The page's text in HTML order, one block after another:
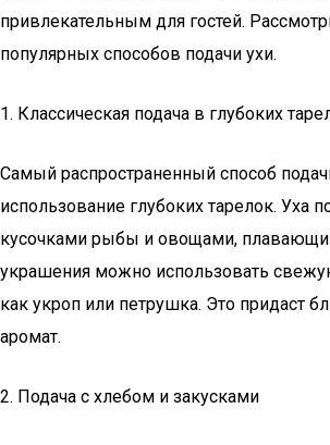
привлекательным для гостей.
популярных способов подачи ухи.
1. Классическая подача в глубоких
Самый распространенный способ
использование глубоких тарелок. Уха
кусочками рыбы и овощами,
украшения можно использовать
как укроп или петрушка. Это придаст
аромат.
2. Подача с хлебом и закусками